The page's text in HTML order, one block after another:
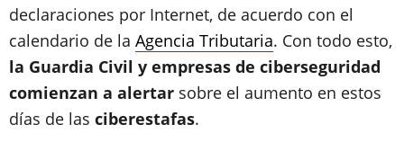
declaraciones por Internet, de acuerdo con el
calendario de la Agencia Tributaria. Con todo esto,
la Guardia Civil y empresas de ciberseguridad
comienzan a alertar sobre el aumento en estos
días de las ciberestafas.